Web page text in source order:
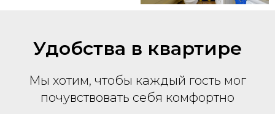
Удобства в квартире
Мы хотим, чтобы каждый гость мог
почувствовать себя комфортно